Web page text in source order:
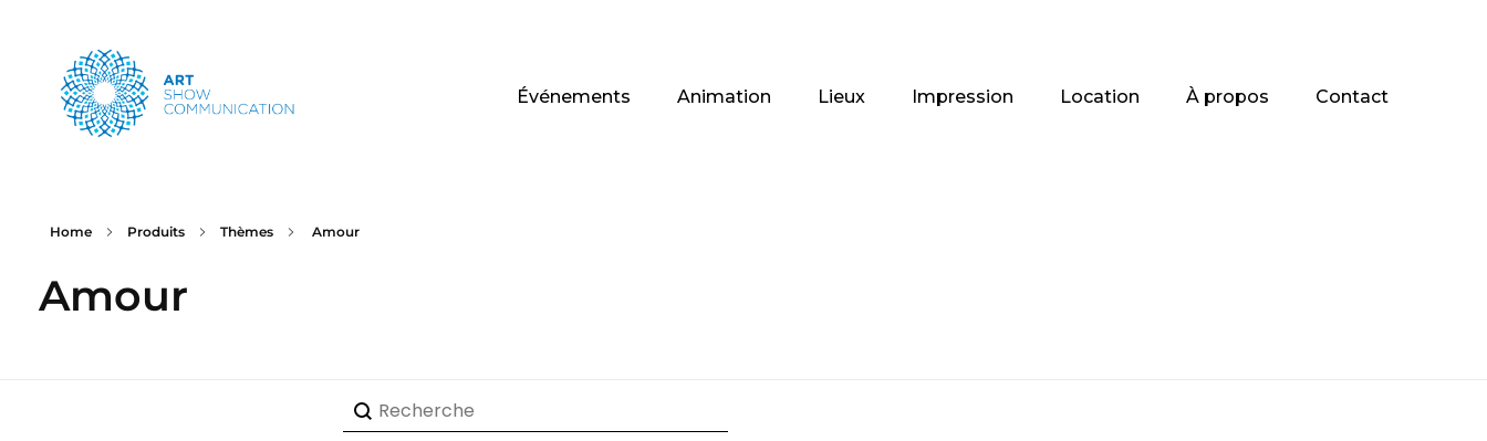
Événements Animation Lieux Impression Location À propos Contact
Home Produits Thèmes Amour
Amour
Recherche-produits
Rechercher